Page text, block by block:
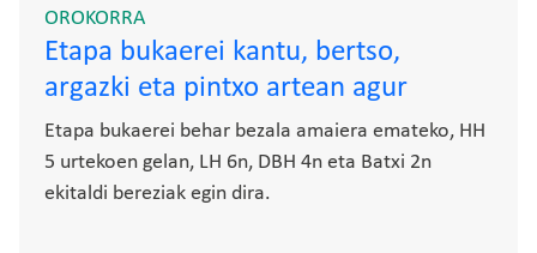
OROKORRA
Etapa bukaerei kantu, bertso,
argazki eta pintxo artean agur
Etapa bukaerei behar bezala amaiera emateko, HH
5 urtekoen gelan, LH 6n, DBH 4n eta Batxi 2n
ekitaldi bereziak egin dira.